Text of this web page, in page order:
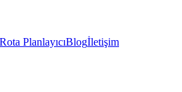
Rota PlanlayıcıBlogİletişim